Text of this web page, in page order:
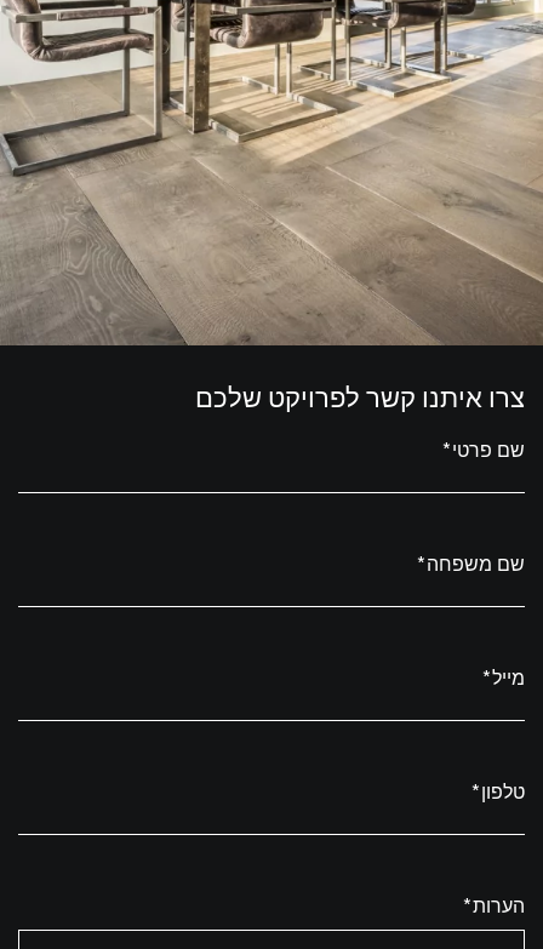
צרו איתנו קשר לפרויקט שלכם
שם פרטי*
שם משפחה*
מייל*
טלפון*
הערות*